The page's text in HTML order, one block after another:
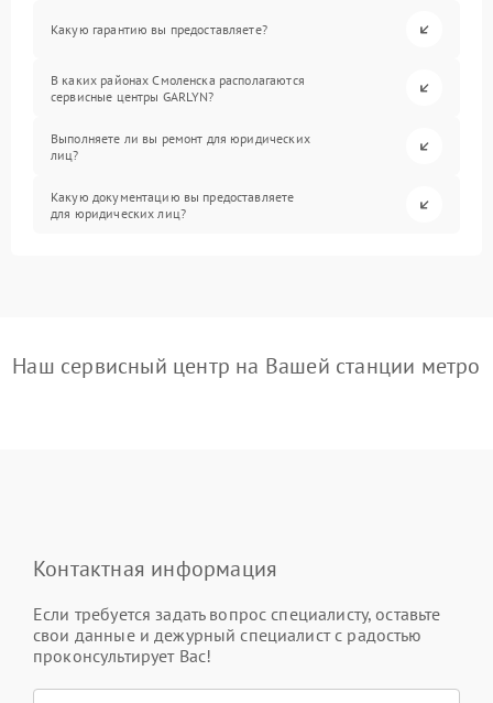
Какую гарантию вы предоставляете?
В каких районах Смоленска располагаются
сервисные центры GARLYN?
Выполняете ли вы ремонт для юридических
лиц?
Какую документацию вы предоставляете
для юридических лиц?
Наш сервисный центр на Вашей станции метро
Контактная информация
Если требуется задать вопрос специалисту, оставьте
свои данные и дежурный специалист с радостью
проконсультирует Вас!